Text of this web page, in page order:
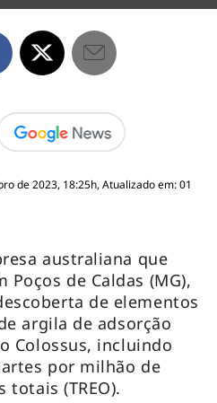
de 2023, 18:25h, Atualizado em: 01
australiana que
de Caldas (MG),
de elementos
argila de adsorção
Colossus, incluindo
por milhão de
totais (TREO).